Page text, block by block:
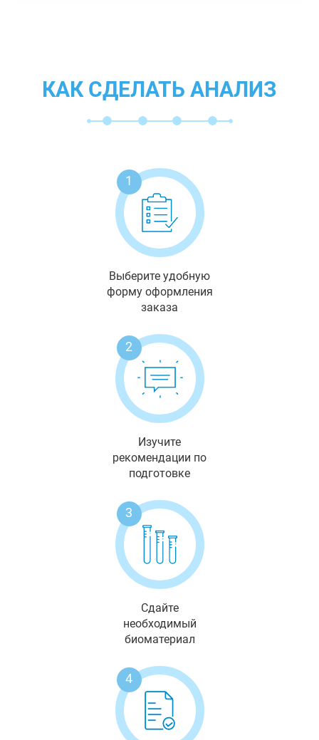
КАК СДЕЛАТЬ АНАЛИЗ
1
Выберите удобную
форму оформления
заказа
2
Изучите
рекомендации по
подготовке
3
Сдайте
необходимый
биоматериал
4